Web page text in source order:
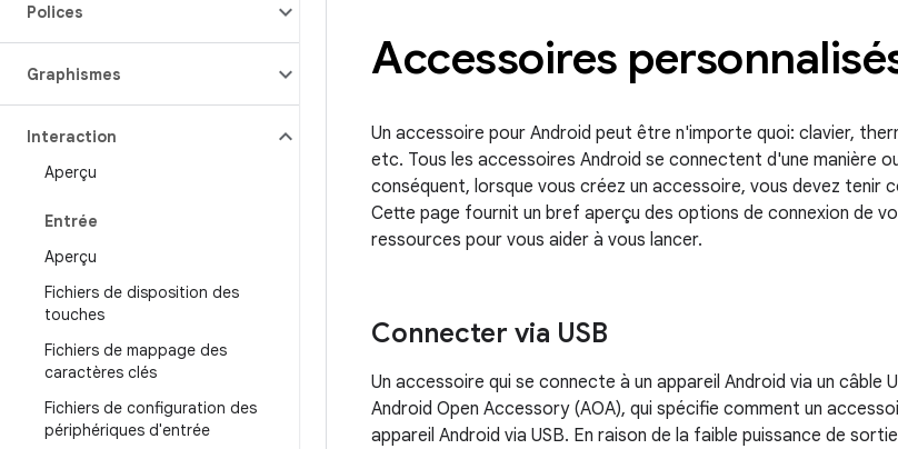
Polices
Graphismes
Interaction
Aperçu
Entrée
Aperçu
Fichiers de disposition des
touches
Fichiers de mappage des
caractères clés
Fichiers de configuration des
périphériques d'entrée
Accessoires
Un accessoire pour Android peut être n'importe quoi: clavier,
etc. Tous les accessoires Android se connectent d'une manière
conséquent, lorsque vous créez un accessoire, vous devez tenir
Cette page fournit un bref aperçu des options de connexion de
ressources pour vous aider à vous lancer.
Connecter via USB
Un accessoire qui se connecte à un appareil Android via un
Android Open Accessory (AOA), qui spécifie comment un
appareil Android via USB. En raison de la faible puissance de